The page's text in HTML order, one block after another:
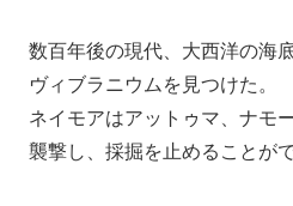
数百年後の現代、大西洋の海
ヴィブラニウムを見つけた。
ネイモアはアットゥマ、ナモ
襲撃し、採掘を止めることがで